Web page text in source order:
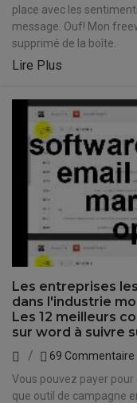
place avec les
message. Ouf! Mon
supprimé de la boîte.
Lire Plus
Les entreprises
dans l'industrie
Les 12 meilleurs
sur word à suivre
69 Commentaire
Vous pouvez payer
que outil de campagne